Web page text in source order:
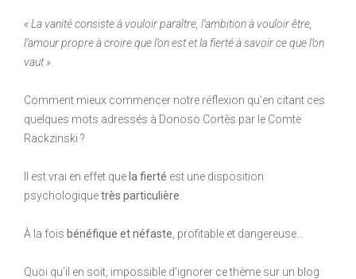
« La vanité consiste à vouloir paraître, l’ambition à vouloir être,
l’amour propre à croire que l’on est et la fierté à savoir ce que l’on
vaut »
Comment mieux commencer notre réflexion qu’en citant ces
quelques mots adressés à Donoso Cortès par le Comte
Rackzinski ?
Il est vrai en effet que la fierté est une disposition
psychologiquetrès particulière
À la fois bénéfique et néfaste , profitable et dangereuse…
Quoi qu’il en soit, impossible d’ignorer ce thème sur un blog